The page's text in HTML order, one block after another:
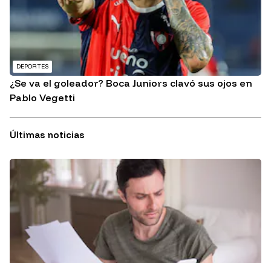
DEPORTES
¿Se va el goleador? Boca Juniors clavó sus ojos en
Pablo Vegetti
Últimas noticias